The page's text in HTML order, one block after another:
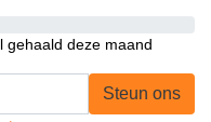
gehaald deze maand
Steun ons